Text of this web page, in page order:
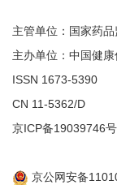
主管单位：国家药
主办单位：中国健康
ISSN 1673-5390
CN 11-5362/D
京ICP备19039746
京公网安备